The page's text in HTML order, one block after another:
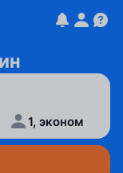
1, эконом